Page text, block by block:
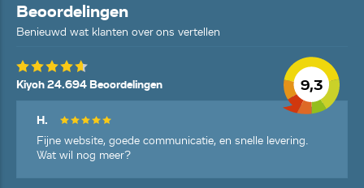
Beoordelingen
Benieuwd wat klanten over ons vertellen
9,3
Kiyoh 24.694 Beoordelingen
H.
Fijne website, goede communicatie, en snelle levering.
Wat wil nog meer?